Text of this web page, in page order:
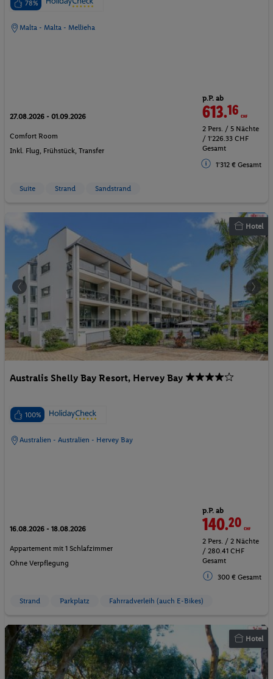
78%
Malta - Malta - Mellieha
27.08.2026 - 01.09.2026
Comfort Room
Inkl. Flug, Frühstück, Transfer
p.P. ab
613.16CHF
2 Pers. / 5 Nächte
/ 1'226.33 CHF
Gesamt
1'312 € Gesamt
Suite Strand Sandstrand
Hotel
Australis Shelly Bay Resort, Hervey Bay
100%
Australien - Australien - Hervey Bay
16.08.2026 - 18.08.2026
Appartement mit 1 Schlafzimmer
Ohne Verpflegung
p.P. ab
140.20CHF
2 Pers. / 2 Nächte
/ 280.41 CHF
Gesamt
300 € Gesamt
Strand Parkplatz Fahrradverleih (auch E-Bikes)
Hotel